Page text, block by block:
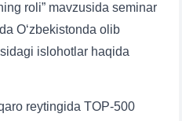
roli” mavzusida seminar
O‘zbekistonda olib
islohotlar haqida
reytingida TOP-500